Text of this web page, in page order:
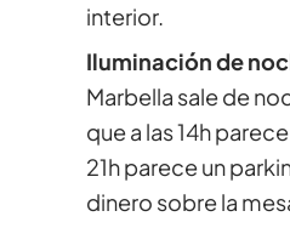
interior.
Iluminación de
Marbella sale de
que a las 14h
21h parece un
dinero sobre la